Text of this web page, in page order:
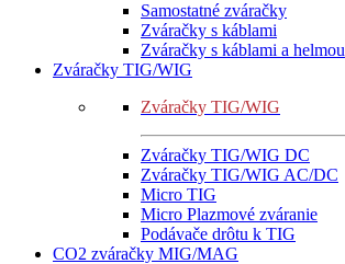
Samostatné zváračky
Zváračky s káblami
Zváračky s káblami a helmou
Zváračky TIG/WIG
Zváračky TIG/WIG
Zváračky TIG/WIG DC
Zváračky TIG/WIG AC/DC
Micro TIG
Micro Plazmové zváranie
Podávače drôtu k TIG
CO2 zváračky MIG/MAG